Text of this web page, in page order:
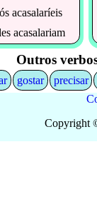
acasalaríeis
acasalariam
Outros
gostar precisar
Copyright